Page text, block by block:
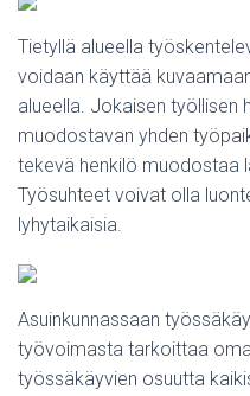
Tietyllä alueella
voidaan käyttää
alueella. Jokaisen työllisen
muodostavan yhden
tekevä henkilö muodostaa
Työsuhteet voivat olla
lyhytaikaisia.
Asuinkunnassaan
työvoimasta tarkoittaa
työssäkäyvien osuutta